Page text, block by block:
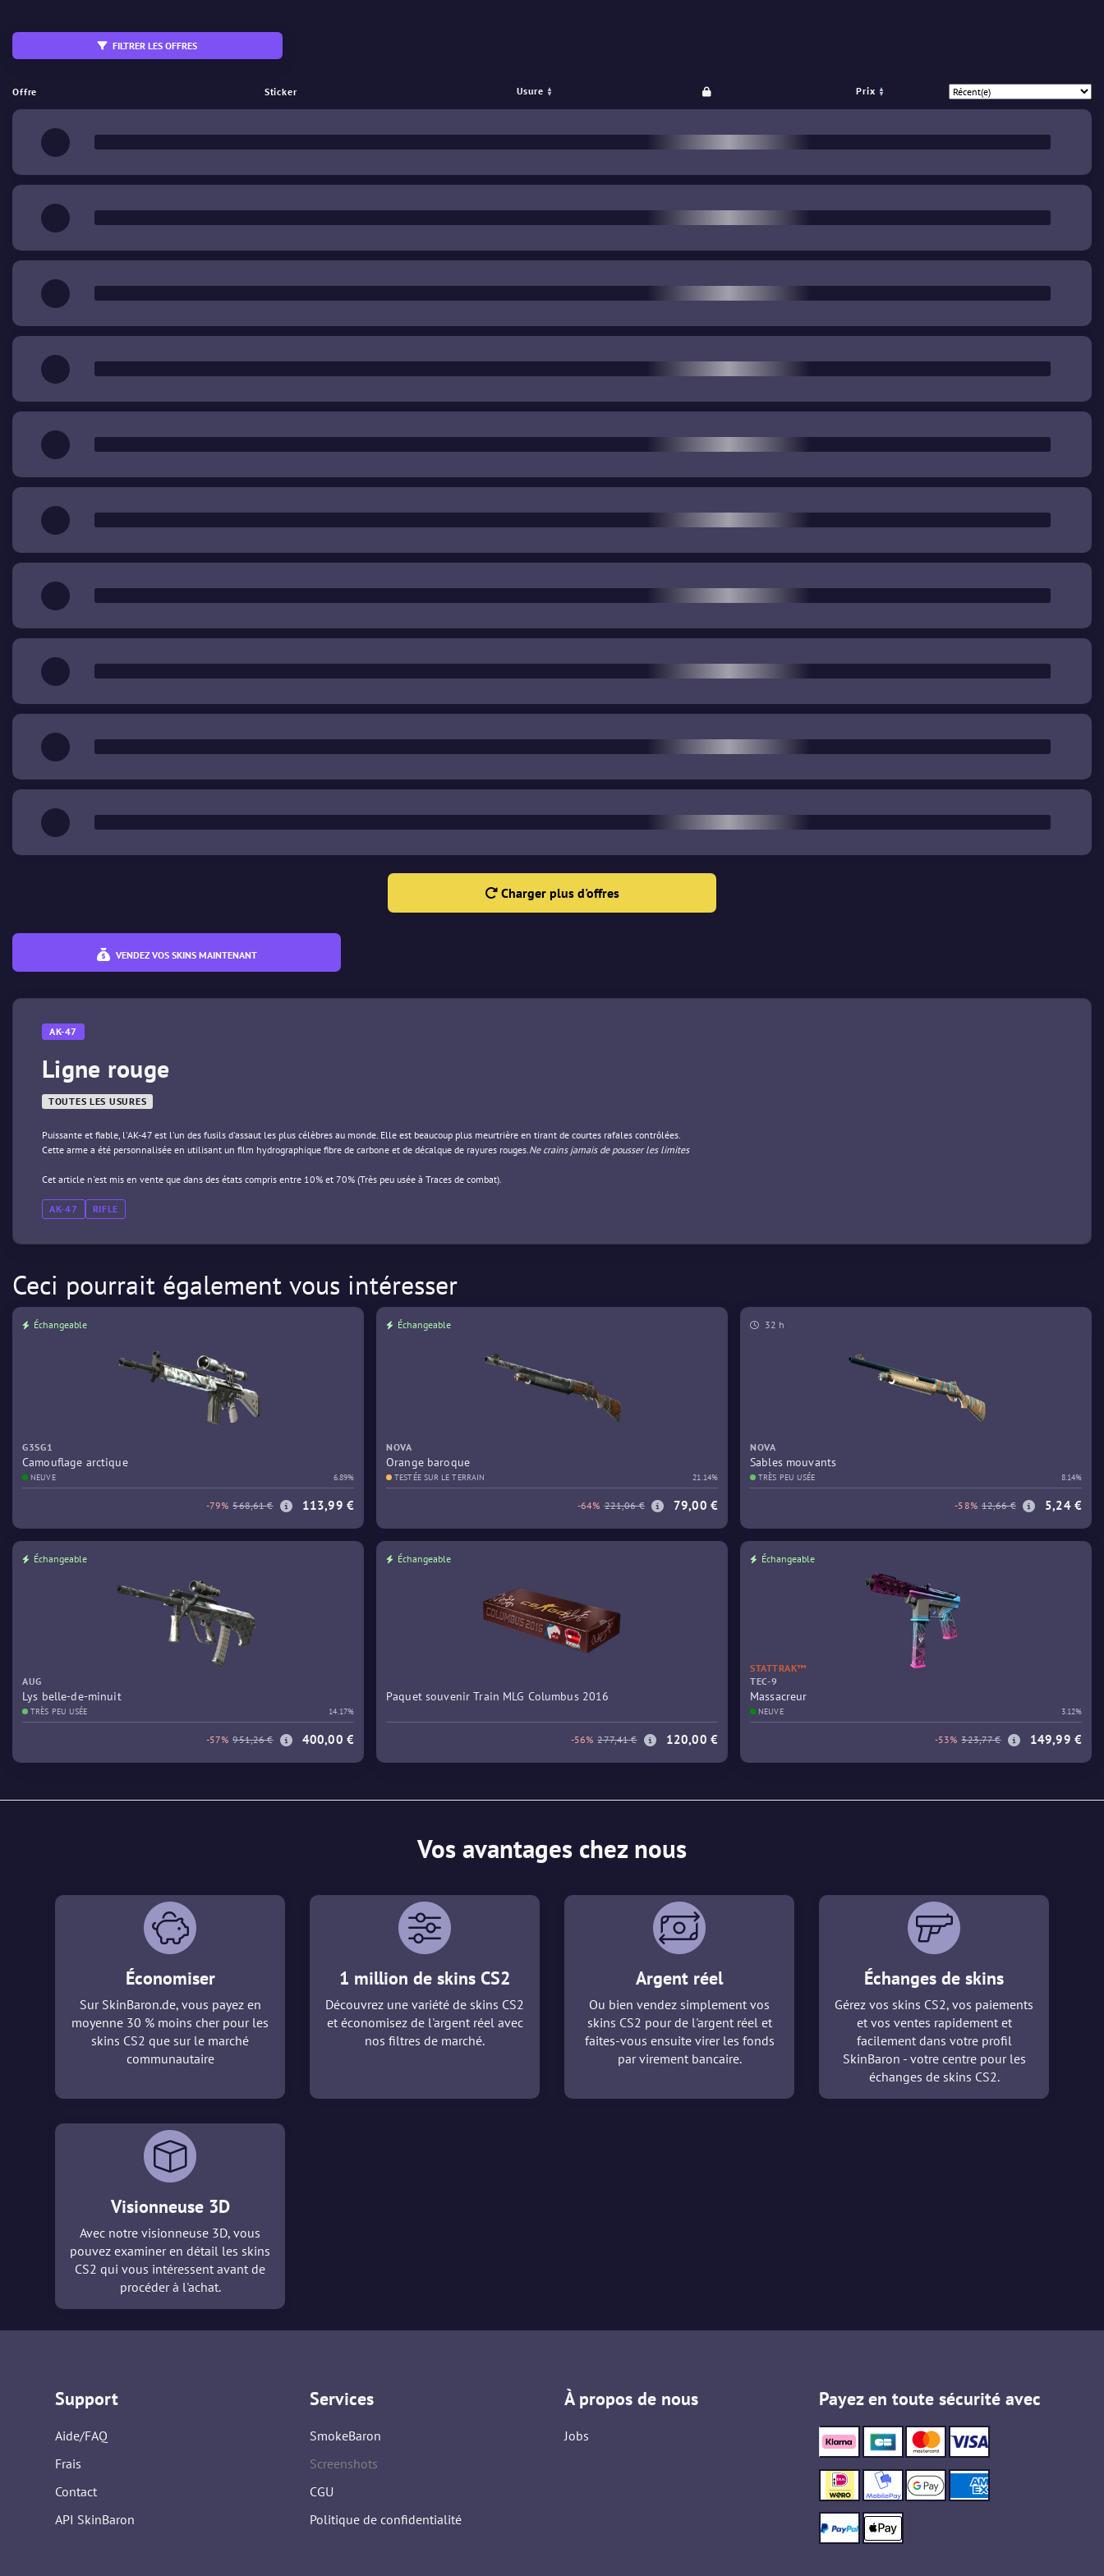
VENDEZ VOS SKINS MAINTENANT
FILTRER LES OFFRES
Wear (Usure)
Offre Sticker Usure Prix
Charger plus d'offres
AK-47
Ligne rouge
TOUTES LES USURES
Puissante et fiable, l'AK-47 est l'un des fusils d'assaut les plus célèbres au monde. Elle est beaucoup plus meurtrière en tirant de courtes rafales contrôlées.
Cette arme a été personnalisée en utilisant un film hydrographique fibre de carbone et de décalque de rayures rouges.Ne crains jamais de pousser les limites
Cet article n'est mis en vente que dans des états compris entre 10% et 70% (Très peu usée à Traces de combat).
AK-47 RIFLE
Ceci pourrait également vous intéresser
Échangeable
G3SG1
Camouflage arctique
NEUVE 6.89%
-79% 568,61 € 113,99 €
Échangeable
NOVA
Orange baroque
TESTÉE SUR LE TERRAIN 21.14%
-64% 221,06 € 79,00 €
32 h
NOVA
Sables mouvants
TRÈS PEU USÉE 8.14%
-58% 12,66 € 5,24 €
Échangeable
AUG
Lys belle-de-minuit
TRÈS PEU USÉE 14.17%
-57% 951,26 € 400,00 €
Échangeable
Paquet souvenir Train MLG Columbus 2016
-56% 277,41 € 120,00 €
Échangeable
STATTRAK™
TEC-9
Massacreur
NEUVE 3.12%
-53% 323,77 € 149,99 €
Vos avantages chez nous
Économiser
Sur SkinBaron.de, vous payez en
moyenne 30 % moins cher pour les
skins CS2 que sur le marché
communautaire
1 million de skins CS2
Découvrez une variété de skins CS2
et économisez de l'argent réel avec
nos filtres de marché.
Argent réel
Ou bien vendez simplement vos
skins CS2 pour de l'argent réel et
faites-vous ensuite virer les fonds
par virement bancaire.
Échanges de skins
Gérez vos skins CS2, vos paiements
et vos ventes rapidement et
facilement dans votre profil
SkinBaron - votre centre pour les
échanges de skins CS2.
Visionneuse 3D
Avec notre visionneuse 3D, vous
pouvez examiner en détail les skins
CS2 qui vous intéressent avant de
procéder à l'achat.
Support
Aide/FAQ
Frais
Contact
API SkinBaron
Services
SmokeBaron
Screenshots
CGU
Politique de confidentialité
À propos de nous
Jobs
Payez en toute sécurité avec